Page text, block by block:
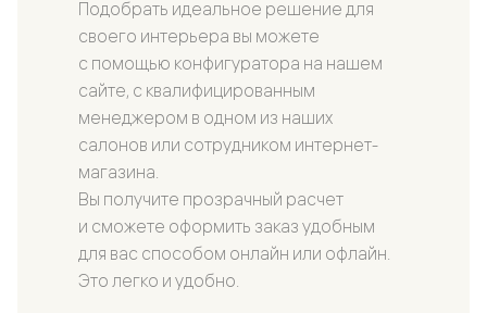
Подобрать идеальное решение для
своего интерьера вы можете
с помощью конфигуратора на нашем
сайте, с квалифицированным
менеджером в одном из наших
салонов или сотрудником интернет-
магазина.
Вы получите прозрачный расчет
и сможете оформить заказ удобным
для вас способом онлайн или офлайн.
Это легко и удобно.